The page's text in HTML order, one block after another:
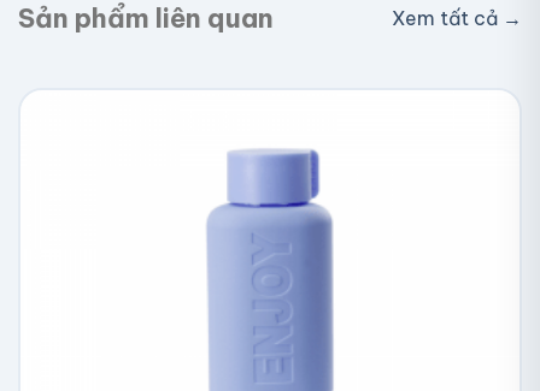
Sản phẩm liên quan Xem tất cả →